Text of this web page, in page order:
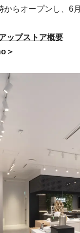
らオープンし、6
ップストア概要
＞